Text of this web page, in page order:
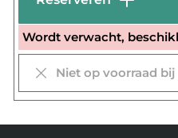
Wordt verwacht,
Niet op voorraad